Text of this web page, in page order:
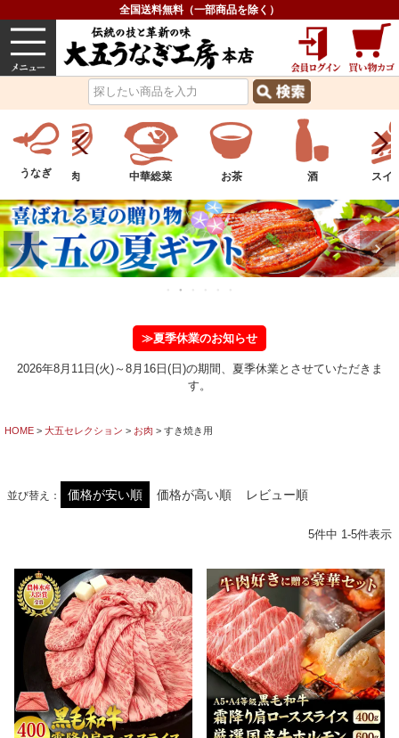
全国送料無料（一部商品を除く）
うなぎ 内祝い グルメ
うなぎ お肉 中華総菜 お茶 酒 スイ
≫夏季休業のお知らせ
2026年8月11日(火)～8月16日(日)の期間、夏季休業とさせていただきま
す。
HOME 大五セレクション お肉 すき焼き用
並び替え 価格が安い順 価格が高い順 レビュー順
5件中 1-5件表示